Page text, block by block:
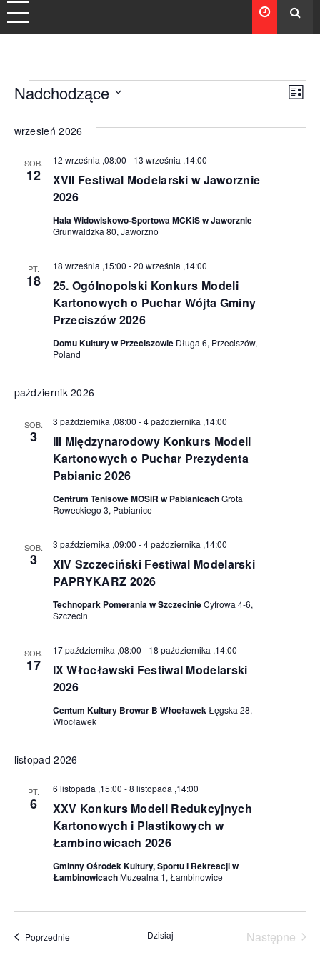
Wydarzenia Lista
Nadchodzące
datę.
wrzesień 2026
SOB.
12
XVII Festiwal Modelarski w Jaworznie
2026
12 września ,08:00 - 13 września ,14:00
Hala Widowiskowo-Sportowa MCKiS w Jaworznie
Grunwaldzka 80, Jaworzno
PT.
18
25. Ogólnopolski Konkurs Modeli
Kartonowych o Puchar Wójta Gminy
Przeciszów 2026
18 września ,15:00 -20 września ,14:00
Domu Kultury w Przeciszowie Długa 6, Przeciszów,
Poland
październik 2026
SOB.
3
III Międzynarodowy Konkurs Modeli
Kartonowych o Puchar Prezydenta
Pabianic 2026
3 października ,08:00 -4 października ,14:00
Centrum Tenisowe MOSiR w PabianicachGrota
Roweckiego 3, Pabianice
SOB.
3
XIV Szczeciński Festiwal Modelarski
PAPRYKARZ 2026
3 października ,09:00 -4 października ,14:00
Technopark Pomerania w SzczecinieCyfrowa 4-6,
Szczecin
SOB.
17
IX Włocławski Festiwal Modelarski
2026
17 października ,08:00 - 18 października ,14:00
Centum Kultury Browar B WłocławekŁęgska 28,
Włocławek
listopad 2026
PT.
6
XXV Konkurs Modeli Redukcyjnych
Kartonowych i Plastikowych w
Łambinowicach 2026
6 listopada ,15:00 -8 listopada ,14:00
Gminny Ośrodek Kultury, Sportu i Rekreacji w
ŁambinowicachMuzealna 1, Łambinowice
PoprzednieWydarzenia Dzisiaj
Następne